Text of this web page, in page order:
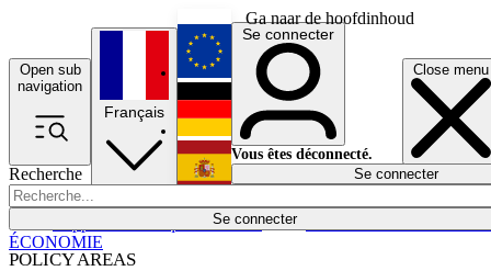
Ga naar de hoofdinhoud
Open sub
navigation
Close menu
Recherche
Se connecter
POLICY AREAS
Économie
Français
English
Deutsch
Español
Se connecter
Vous êtes déconnecté.
Se connecter
ÉCONOMIE